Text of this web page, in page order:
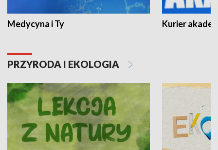
Medycyna i Ty Kurier
PRZYRODA I EKOLOGIA